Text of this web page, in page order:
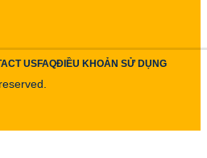
USFAQĐIỀU KHOẢN SỬ DỤNG